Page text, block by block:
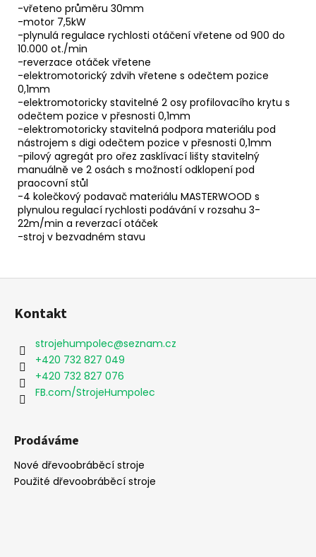
-vřeteno průměru 30mm
-motor 7,5kW
-plynulá regulace rychlosti otáčení vřetene od 900 do
10.000 ot./min
-reverzace otáček vřetene
-elektromotorický zdvih vřetene s odečtem pozice
0,1mm
-elektromotoricky stavitelné 2 osy profilovacího krytu s
odečtem pozice v přesnosti 0,1mm
-elektromotoricky stavitelná podpora materiálu pod
nástrojem s digi odečtem pozice v přesnosti 0,1mm
-pilový agregát pro ořez zasklívací lišty stavitelný
manuálně ve 2 osách s možností odklopení pod
praocovní stůl
-4 kolečkový podavač materiálu MASTERWOOD s
plynulou regulací rychlosti podávání v rozsahu 3-
22m/min a reverzací otáček
-stroj v bezvadném stavu
Z
Kontakt
strojehumpolec@seznam.cz
+420 732 827 049
+420 732 827 076
FB.com/StrojeHumpolec
Prodáváme
Nové dřevoobráběcí stroje
Použité dřevoobráběcí stroje